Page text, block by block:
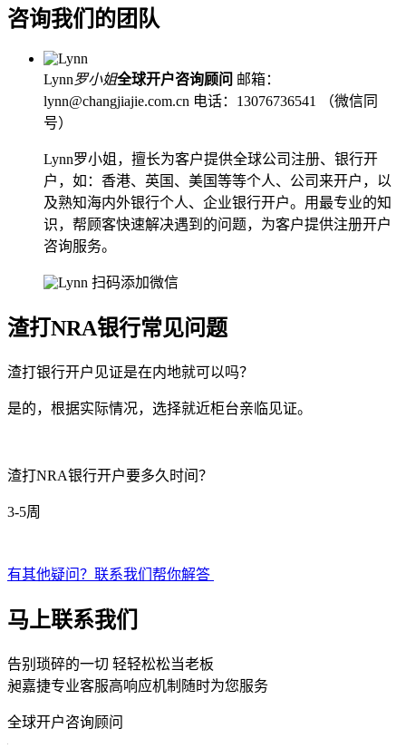
咨询我们的团队
Lynn罗小姐全球开户咨询顾问 邮箱：
lynn@changjiajie.com.cn 电话：13076736541 （微信同
号）
Lynn罗小姐，擅长为客户提供全球公司注册、银行开
户，如：香港、英国、美国等等个人、公司来开户，以
及熟知海内外银行个人、企业银行开户。用最专业的知
识，帮顾客快速解决遇到的问题，为客户提供注册开户
咨询服务。
扫码添加微信
渣打NRA银行常见问题
渣打银行开户见证是在内地就可以吗？
是的，根据实际情况，选择就近柜台亲临见证。
渣打NRA银行开户要多久时间？
3-5周
有其他疑问？联系我们帮你解答
马上联系我们
告别琐碎的一切 轻轻松松当老板
昶嘉捷专业客服高响应机制随时为您服务
全球开户咨询顾问